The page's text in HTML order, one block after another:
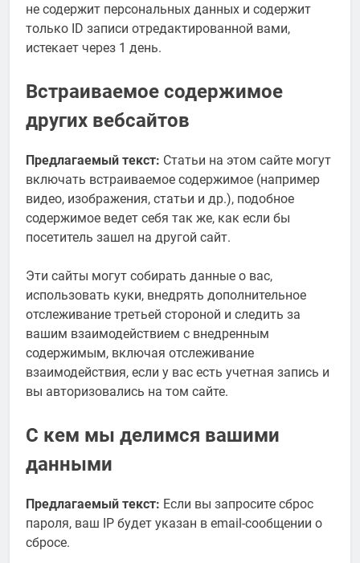
не содержит персональных данных и содержит
только ID записи отредактированной вами,
истекает через 1 день.
Встраиваемое содержимое
других вебсайтов
Предлагаемый текст: Статьи на этом сайте могут
включать встраиваемое содержимое (например
видео, изображения, статьи и др.), подобное
содержимое ведет себя так же, как если бы
посетитель зашел на другой сайт.
Эти сайты могут собирать данные о вас,
использовать куки, внедрять дополнительное
отслеживание третьей стороной и следить за
вашим взаимодействием с внедренным
содержимым, включая отслеживание
взаимодействия, если у вас есть учетная запись и
вы авторизовались на том сайте.
С кем мы делимся вашими
данными
Предлагаемый текст: Если вы запросите сброс
пароля, ваш IP будет указан в email-сообщении о
сбросе.